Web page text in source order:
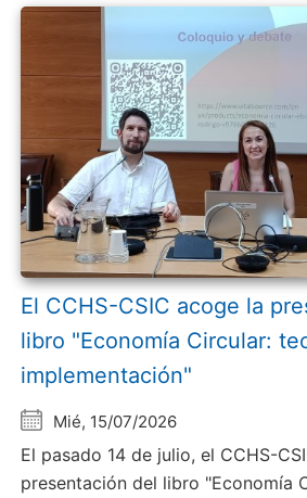
El CCHS-CSIC acoge la
libro "Economía Circular:
implementación"
Mié, 15/07/2026
El pasado 14 de julio, el CCHS-
presentación del libro "Economía